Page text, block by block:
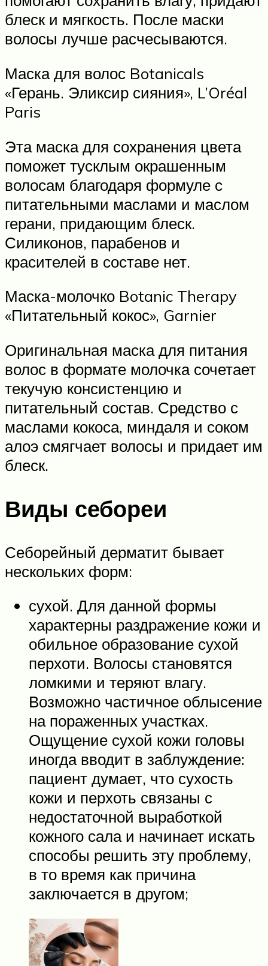
блеск и мягкость. После маски
волосы лучше расчесываются.
Маска для волос Botanicals
«Герань. Эликсир сияния», L’Oréal
Paris
Эта маска для сохранения цвета
поможет тусклым окрашенным
волосам благодаря формуле с
питательными маслами и маслом
герани, придающим блеск.
Силиконов, парабенов и
красителей в составе нет.
Маска-молочко Botanic Therapy
«Питательный кокос», Garnier
Оригинальная маска для питания
волос в формате молочка сочетает
текучую консистенцию и
питательный состав. Средство с
маслами кокоса, миндаля и соком
алоэ смягчает волосы и придает им
блеск.
Виды себореи
Себорейный дерматит бывает
нескольких форм:
сухой. Для данной формы
характерны раздражение кожи и
обильное образование сухой
перхоти. Волосы становятся
ломкими и теряют влагу.
Возможно частичное облысение
на пораженных участках.
Ощущение сухой кожи головы
иногда вводит в заблуждение:
пациент думает, что сухость
кожи и перхоть связаны с
недостаточной выработкой
кожного сала и начинает искать
способы решить эту проблему,
в то время как причина
заключается в другом;